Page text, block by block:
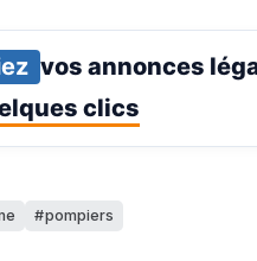
vos annonces
clics
pompiers